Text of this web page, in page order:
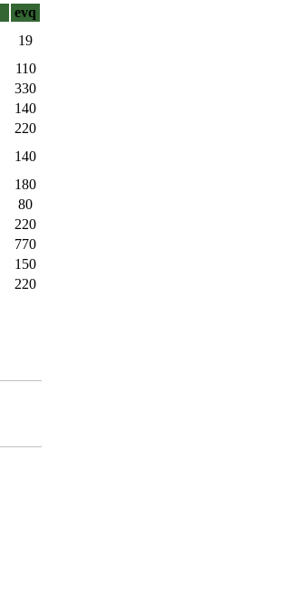
evq
19
110
330
140
220
140
180
80
220
770
150
220